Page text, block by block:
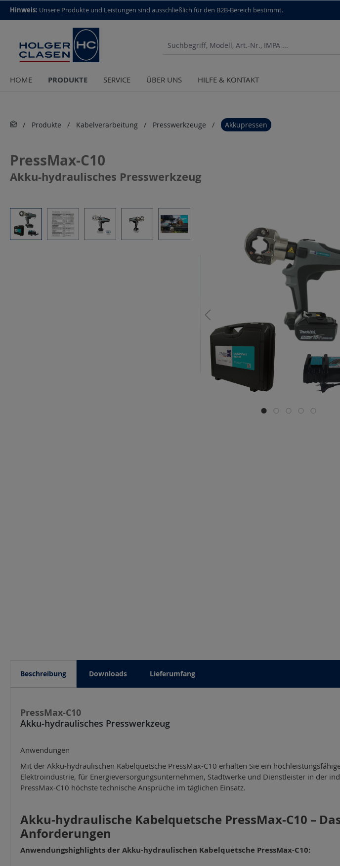
top scroll helper
Hinweis: Unsere Produkte und Leistungen sind aus­schließlich für den B2B-Bereich bestimmt.
HOME PRODUKTE SERVICE ÜBER UNS HILFE & KONTAKT
Produkte Kabelverarbeitung Presswerkzeuge Akkupressen
PressMax-C10
Akku-hydraulisches Presswerkzeug
Bildergalerie überspringen
Beschreibung Downloads Lieferumfang
PressMax-C10
Akku-hydraulisches Presswerkzeug
Anwendungen
Mit der Akku-hydraulischen Kabelquetsche PressMax-C10 erhalten Sie ein
Elektroindustrie, für Energieversorgungsunternehmen, Stadtwerke und Dienstleister in der
PressMax-C10 höchste technische Ansprüche im täglichen Einsatz.
Akku-hydraulische Kabelquetsche PressMax-C10 –
Anforderungen
Anwendungshighlights der Akku-hydraulischen Kabelquetsche PressMax-C10: